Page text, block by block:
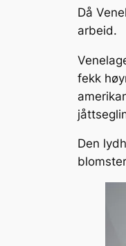
Då
arbeid.
fekk
Den